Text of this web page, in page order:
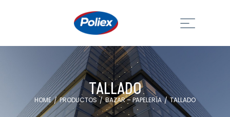
TALLADO
HOME / PRODUCTOS / BAZAR – PAPELERÍA / TALLADO